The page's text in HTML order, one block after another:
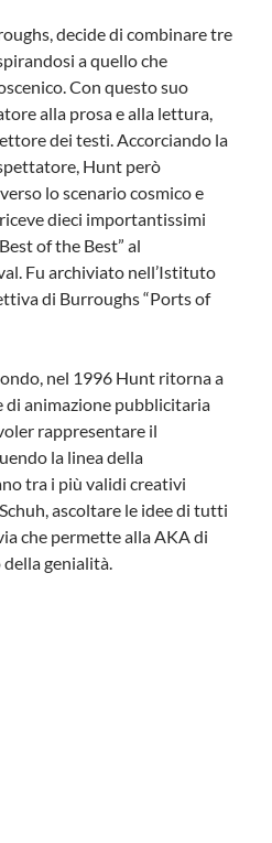
decide di combinare tre
a quello che
Con questo suo
alla prosa e alla lettura,
dei testi. Accorciando la
Hunt però
lo scenario cosmico e
dieci importantissimi
of the Best” al
Fu archiviato nell’Istituto
di Burroughs “Ports of
nel 1996 Hunt ritorna a
di animazione pubblicitaria
rappresentare il
la linea della
tra i più validi creativi
ascoltare le idee di tutti
che permette alla AKA di
genialità.